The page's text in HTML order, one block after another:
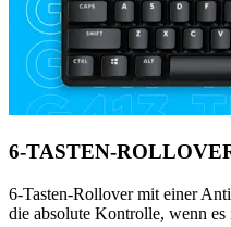
6-TASTEN-
6-Tasten-Rollover mit einer
die absolute Kontrolle, wenn